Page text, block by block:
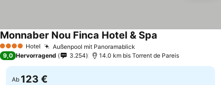
4 Sterne Hotel Außenpool mit Panoramablick
Monnaber Nou Finca Hotel & Spa
9,0 Hervorragend 3.254 14.0 km bis Torrent de Pareis
Ab 123 €